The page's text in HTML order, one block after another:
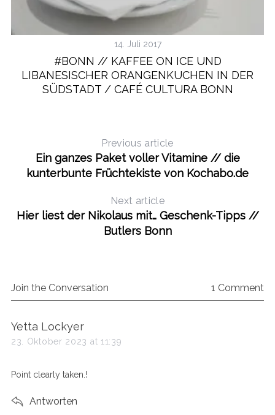
14. Juli 2017
#BONN // KAFFEE ON ICE UND
LIBANESISCHER ORANGENKUCHEN IN DER
SÜDSTADT / CAFÉ CULTURA BONN
Previous article
Ein ganzes Paket voller Vitamine // die
kunterbunte Früchtekiste von Kochabo.de
Next article
Hier liest der Nikolaus mit… Geschenk-Tipps //
Butlers Bonn
Join the Conversation 1 Comment
s
a
s
Yetta Lockyer
23. Oktober 2023 at 11:39
Point clearly taken.!
Antworten